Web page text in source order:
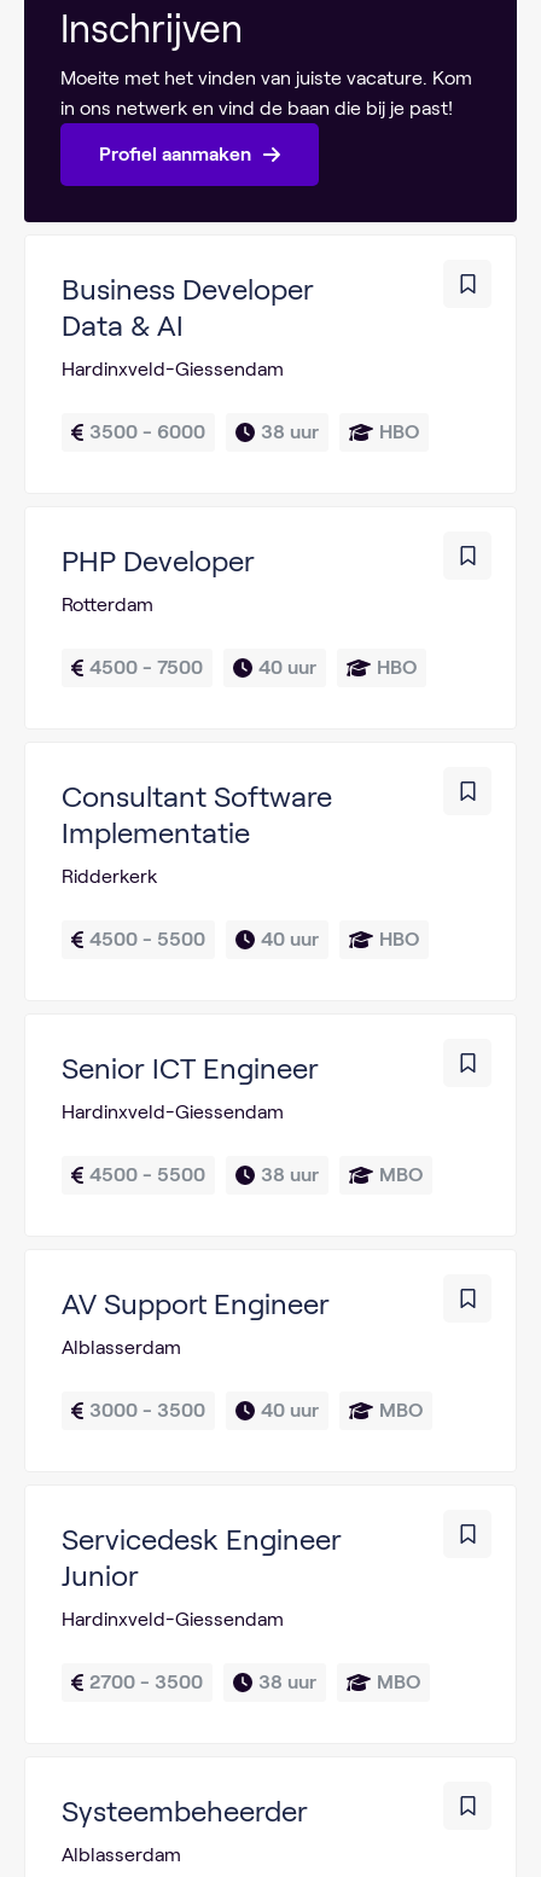
Inschrijven
Moeite met het vinden van juiste vacature. Kom
in ons netwerk en vind de baan die bij je past!
Profiel aanmaken
Business Developer
Data & AI
Hardinxveld-Giessendam
3500 - 6000 38 uur HBO
PHP Developer
Rotterdam
4500 - 7500 40 uur HBO
Consultant Software
Implementatie
Ridderkerk
4500 - 5500 40 uur HBO
Senior ICT Engineer
Hardinxveld-Giessendam
4500 - 5500 38 uur MBO
AV Support Engineer
Alblasserdam
3000 - 3500 40 uur MBO
Servicedesk Engineer
Junior
Hardinxveld-Giessendam
2700 - 3500 38 uur MBO
Systeembeheerder
Alblasserdam